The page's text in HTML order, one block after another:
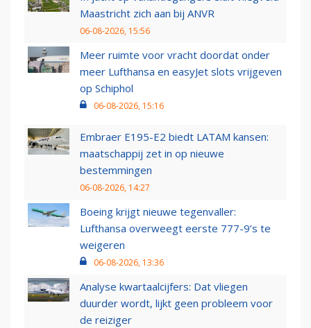
Maastricht zich aan bij ANVR
06-08-2026, 15:56
Meer ruimte voor vracht doordat onder
meer Lufthansa en easyJet slots vrijgeven
op Schiphol
06-08-2026, 15:16
Embraer E195-E2 biedt LATAM kansen:
maatschappij zet in op nieuwe
bestemmingen
06-08-2026, 14:27
Boeing krijgt nieuwe tegenvaller:
Lufthansa overweegt eerste 777-9’s te
weigeren
06-08-2026, 13:36
Analyse kwartaalcijfers: Dat vliegen
duurder wordt, lijkt geen probleem voor
de reiziger